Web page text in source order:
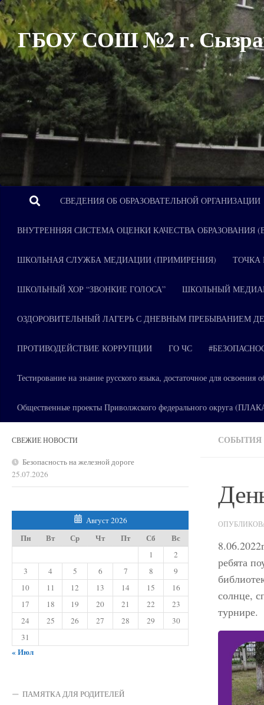
Перейти к содержимому
ГБОУ СОШ №2 г.
СВЕДЕНИЯ ОБ ОБРАЗОВАТЕЛЬНОЙ ОРГАНИЗАЦИИ
ВНУТРЕННЯЯ СИСТЕМА ОЦЕНКИ КАЧЕСТВА ОБРАЗОВАНИЯ
ШКОЛЬНАЯ СЛУЖБА МЕДИАЦИИ (ПРИМИРЕНИЯ) ТОЧКА
ШКОЛЬНЫЙ ХОР “ЗВОНКИЕ ГОЛОСА” ШКОЛЬНЫЙ
ОЗДОРОВИТЕЛЬНЫЙ ЛАГЕРЬ С ДНЕВНЫМ ПРЕБЫВАНИЕМ
ПРОТИВОДЕЙСТВИЕ КОРРУПЦИИ ГО ЧС
Тестирование на знание русского языка, достаточное для
Общественные проекты Приволжского федерального округа
ребята
солнце,
турнире.
СВЕЖИЕ НОВОСТИ
Безопасность на железной дороге
25.07.2026
Август 2026
Пн Вт Ср Чт Пт Сб Вс
1
2
3
4 5 6 7 8
9
10
11 12 13 14 15
16
17
18 19 20 21 22
23
24
25 26 27 28 29
30
31
« Июл
ПАМЯТКА ДЛЯ РОДИТЕЛЕЙ